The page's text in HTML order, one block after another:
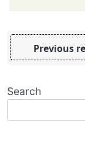
Previous
Search